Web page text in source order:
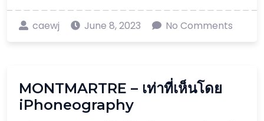
caewj June 8, 2023 No Comments
MONTMARTRE – เท่าที่เห็นโดย
iPhoneography